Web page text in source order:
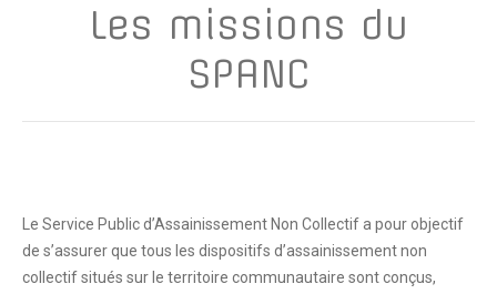
Les missions du
SPANC
Le Service Public d’Assainissement Non Collectif a pour objectif
de s’assurer que tous les dispositifs d’assainissement non
collectif situés sur le territoire communautaire sont conçus,